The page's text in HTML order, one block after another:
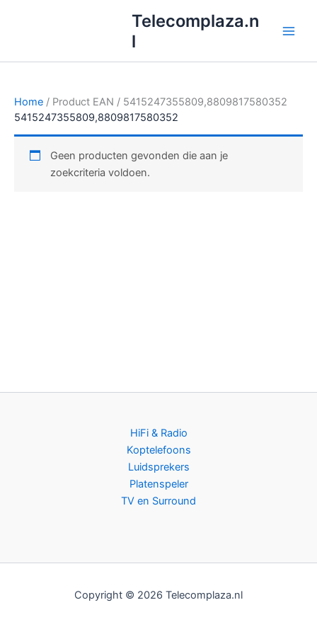
inhoud
Telecomplaza.n
l
Home / Product EAN / 5415247355809,8809817580352
5415247355809,8809817580352
Geen producten gevonden die aan je
zoekcriteria voldoen.
HiFi & Radio
Koptelefoons
Luidsprekers
Platenspeler
TV en Surround
Copyright © 2026 Telecomplaza.nl